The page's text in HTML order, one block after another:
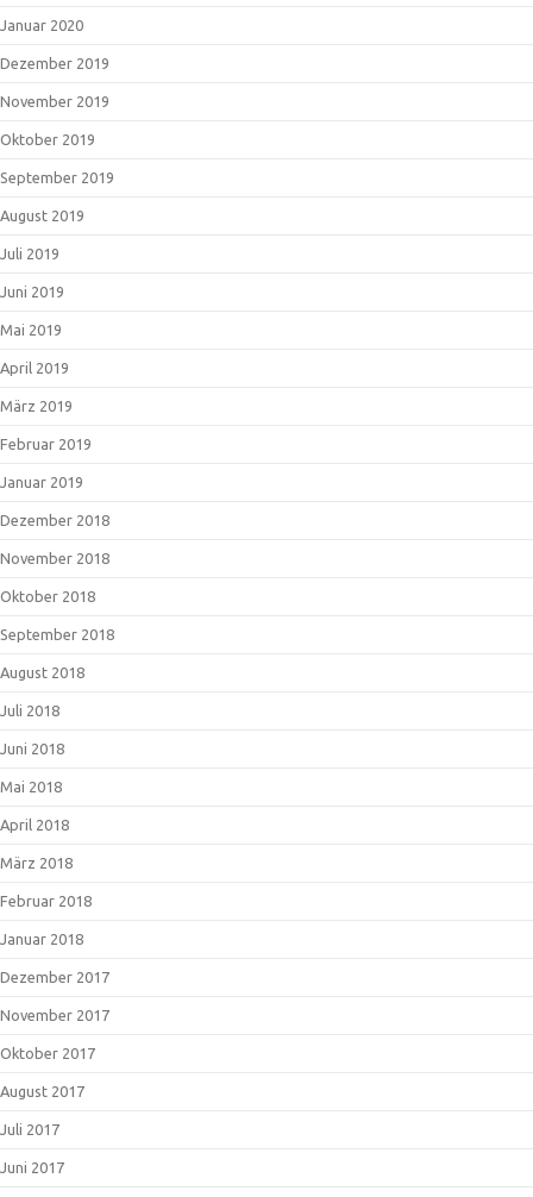
Januar 2020
Dezember 2019
November 2019
Oktober 2019
September 2019
August 2019
Juli 2019
Juni 2019
Mai 2019
April 2019
März 2019
Februar 2019
Januar 2019
Dezember 2018
November 2018
Oktober 2018
September 2018
August 2018
Juli 2018
Juni 2018
Mai 2018
April 2018
März 2018
Februar 2018
Januar 2018
Dezember 2017
November 2017
Oktober 2017
August 2017
Juli 2017
Juni 2017